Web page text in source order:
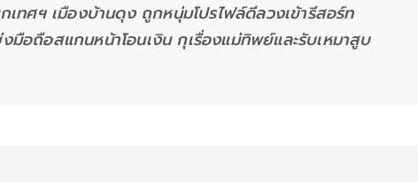
ทศฯ เมืองบ้านดุง ถูกหนุ่มโปรไฟล์ดีลวงเข้ารีสอร์ท
อถือสแกนหน้าโอนเงิน กุเรื่องแม่ทิพย์และรับเหมาสูบ